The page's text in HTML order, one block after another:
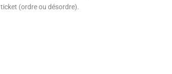
ticket (ordre ou désordre).